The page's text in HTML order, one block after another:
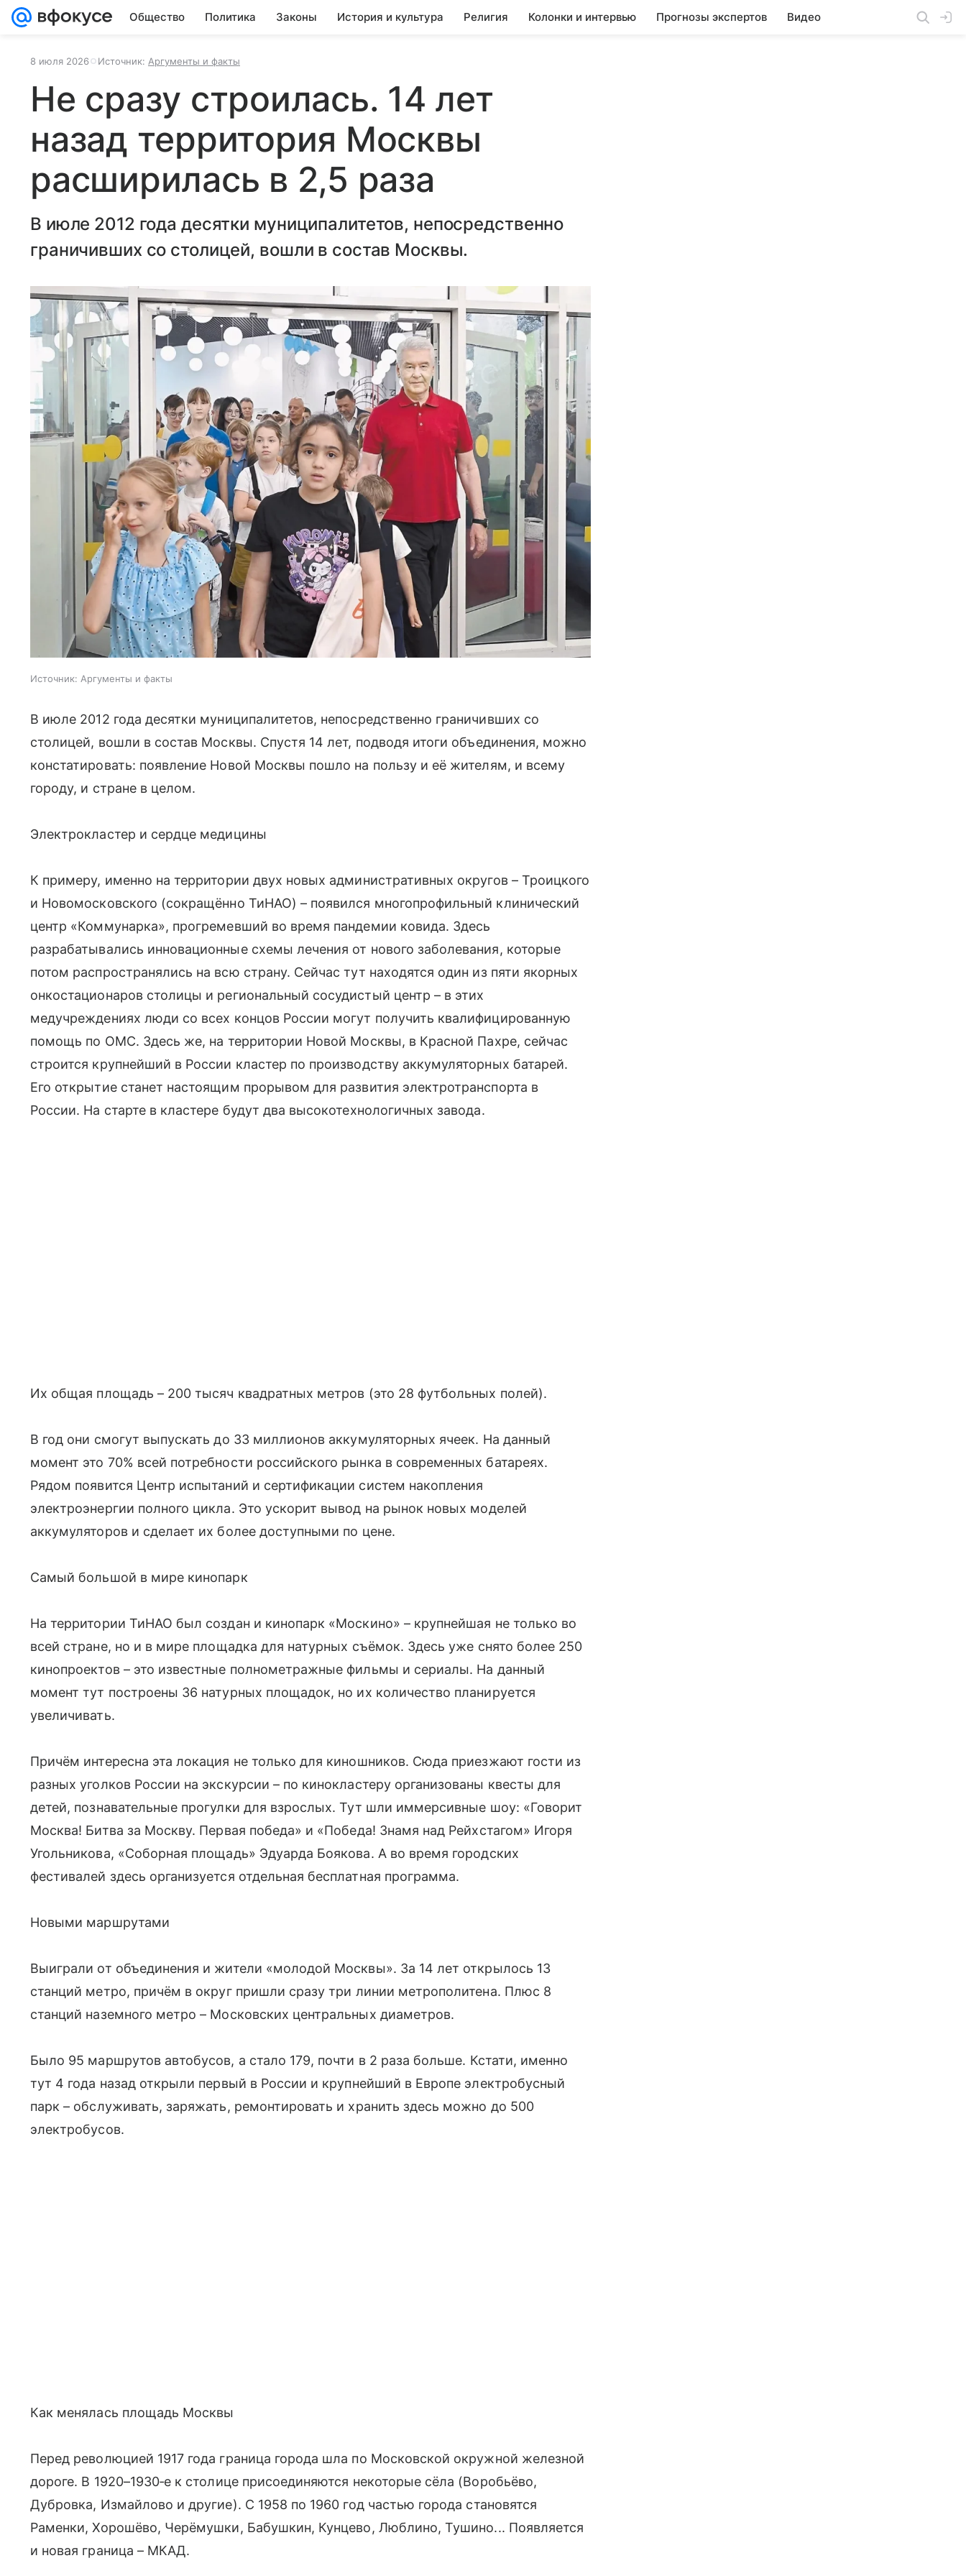
Общество Политика Законы История и культура Религия Колонки и интервью Прогнозы экспертов Видео
8 июля 2026 Источник: Аргументы и факты
Не сразу строилась. 14 лет
назад территория Москвы
расширилась в 2,5 раза
В июле 2012 года десятки муниципалитетов, непосредственно
граничивших со столицей, вошли в состав Москвы.
Источник: Аргументы и факты
В июле 2012 года десятки муниципалитетов, непосредственно граничивших со
столицей, вошли в состав Москвы. Спустя 14 лет, подводя итоги объединения, можно
констатировать: появление Новой Москвы пошло на пользу и её жителям, и всему
городу, и стране в целом.
Электрокластер и сердце медицины
К примеру, именно на территории двух новых административных округов – Троицкого
и Новомосковского (сокращённо ТиНАО) – появился многопрофильный клинический
центр «Коммунарка», прогремевший во время пандемии ковида. Здесь
разрабатывались инновационные схемы лечения от нового заболевания, которые
потом распространялись на всю страну. Сейчас тут находятся один из пяти якорных
онко­стационаров столицы и региональный сосудистый центр – в этих
медучреждениях люди со всех концов России могут получить квалифицированную
помощь по ОМС. Здесь же, на территории Новой Москвы, в Красной Пахре, сейчас
строится крупнейший в России кластер по производству аккумуляторных батарей.
Его открытие станет настоящим прорывом для развития электротранспорта в
России. На старте в кластере будут два высокотехнологичных завода.
Их общая площадь – 200 тысяч квадратных метров (это 28 футбольных полей).
В год они смогут выпускать до 33 миллионов аккумуляторных ячеек. На данный
момент это 70% всей потребности российского рынка в современных батареях.
Рядом появится Центр испытаний и сертификации систем накопления
электроэнергии полного цикла. Это ускорит вывод на рынок новых моделей
аккумуляторов и сделает их более доступными по цене.
Самый большой в мире кинопарк
На территории ТиНАО был создан и кинопарк «Москино» – крупнейшая не только во
всей стране, но и в мире площадка для натурных съёмок. Здесь уже снято более 250
кинопроектов – это известные полнометражные фильмы и сериалы. На данный
момент тут построены 36 натурных площадок, но их количество планируется
увеличивать.
Причём интересна эта локация не только для киношников. Сюда приезжают гости из
разных уголков России на экскурсии – по кинокластеру организованы квесты для
детей, познавательные прогулки для взрослых. Тут шли иммерсивные шоу: «Говорит
Москва! Битва за Москву. Первая победа» и «Победа! Знамя над Рейхстагом» Игоря
Угольникова, «Соборная площадь» Эдуарда Боякова. А во время городских
фестивалей здесь организуется отдель­ная бесплатная программа.
Новыми маршрутами
Выиграли от объединения и жители «молодой Москвы». За 14 лет открылось 13
станций метро, причём в округ пришли сразу три линии метрополитена. Плюс 8
станций наземного метро – Московских центральных диаметров.
Было 95 маршрутов автобусов, а стало 179, почти в 2 раза больше. Кстати, именно
тут 4 года назад открыли первый в России и крупнейший в Европе электробусный
парк – обслуживать, заряжать, ремонтировать и хранить здесь можно до 500
электробусов.
Как менялась площадь Москвы
Перед революцией 1917 года граница города шла по Московской окружной железной
дороге. В 1920–1930‑е к столице присоединяются некоторые сёла (Воробьёво,
Дубровка, Измайлово и другие). С 1958 по 1960 год частью города становятся
Раменки, Хорошёво, Черёмушки, Бабушкин, Кунцево, Люблино, Тушино... Появляется
и новая граница – МКАД.